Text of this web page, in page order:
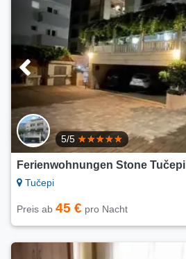
5/5
Ferienwohnungen Stone Tučepi
Tučepi
Preis ab 45 € pro Nacht